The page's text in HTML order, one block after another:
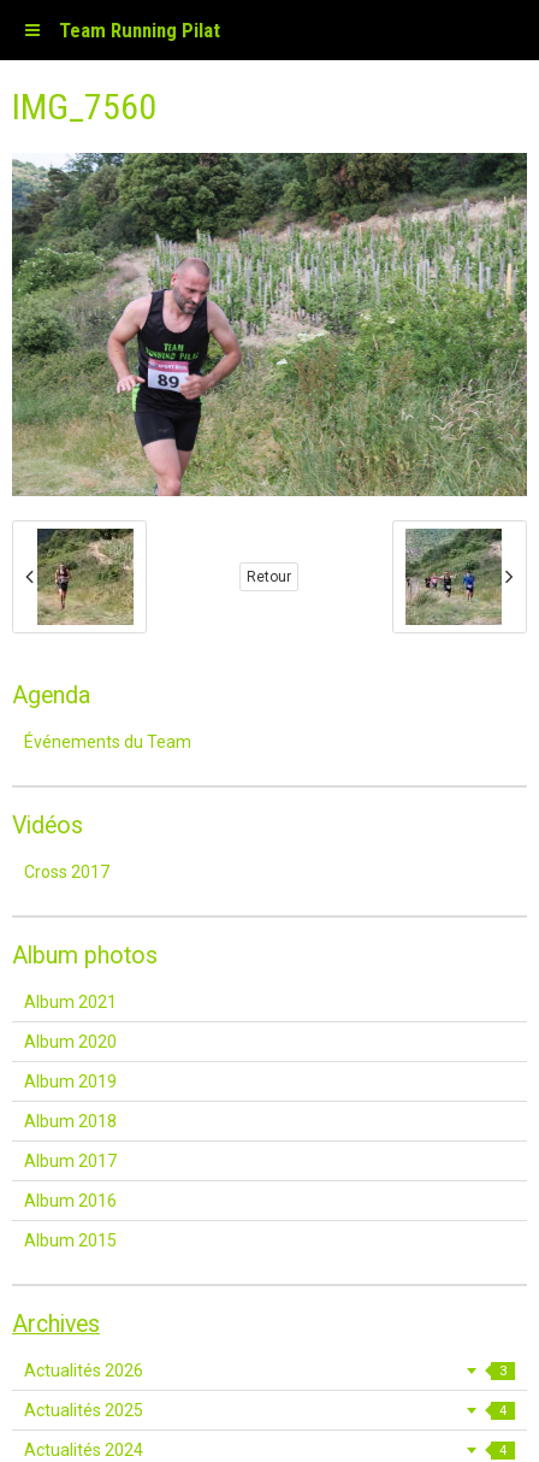
Team Running Pilat
IMG_7560
Retour
Agenda
Événements du Team
Vidéos
Cross 2017
Album photos
Album 2021
Album 2020
Album 2019
Album 2018
Album 2017
Album 2016
Album 2015
Archives
Actualités 2026 3
Actualités 2025 4
Actualités 2024 4